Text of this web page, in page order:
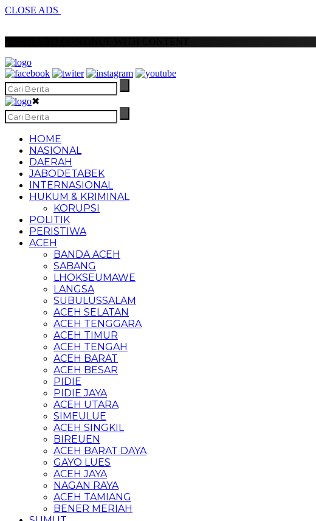
CLOSE ADS
✖
HOME
NASIONAL
DAERAH
JABODETABEK
INTERNASIONAL
HUKUM & KRIMINAL
KORUPSI
POLITIK
PERISTIWA
ACEH
BANDA ACEH
SABANG
LHOKSEUMAWE
LANGSA
SUBULUSSALAM
ACEH SELATAN
ACEH TENGGARA
ACEH TIMUR
ACEH TENGAH
ACEH BARAT
ACEH BESAR
PIDIE
PIDIE JAYA
ACEH UTARA
SIMEULUE
ACEH SINGKIL
BIREUEN
ACEH BARAT DAYA
GAYO LUES
ACEH JAYA
NAGAN RAYA
ACEH TAMIANG
BENER MERIAH